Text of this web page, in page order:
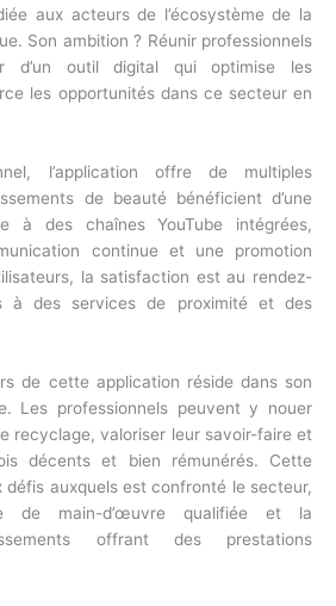
aux acteurs de l’écosystème de la
Son ambition ? Réunir professionnels
d’un outil digital qui optimise les
les opportunités dans ce secteur en
l’application offre de multiples
de beauté bénéficient d’une
à des chaînes YouTube intégrées,
continue et une promotion
la satisfaction est au rendez-
à des services de proximité et des
de cette application réside dans son
Les professionnels peuvent y nouer
recyclage, valoriser leur savoir-faire et
décents et bien rémunérés. Cette
défis auxquels est confronté le secteur,
de main-d’œuvre qualifiée et la
offrant des prestations